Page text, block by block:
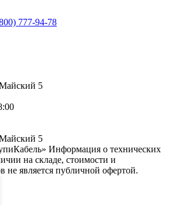
777-94-78
5
5
Информация о технических
на складе, стоимости и
не является публичной офертой.